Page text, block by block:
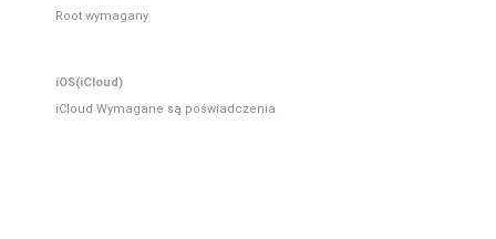
Root wymagany
iOS(iCloud)
iCloud Wymagane są poświadczenia